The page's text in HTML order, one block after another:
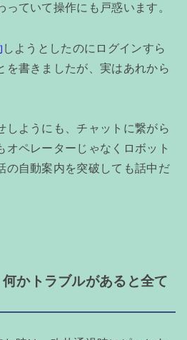
ていて操作にも戸惑います。
しようとしたのにログインすら
を書きましたが、実はあれから
しようにも、チャットに繋がら
オペレーターじゃなくロボット
の自動案内を突破しても話中だ
かトラブルがあると全て